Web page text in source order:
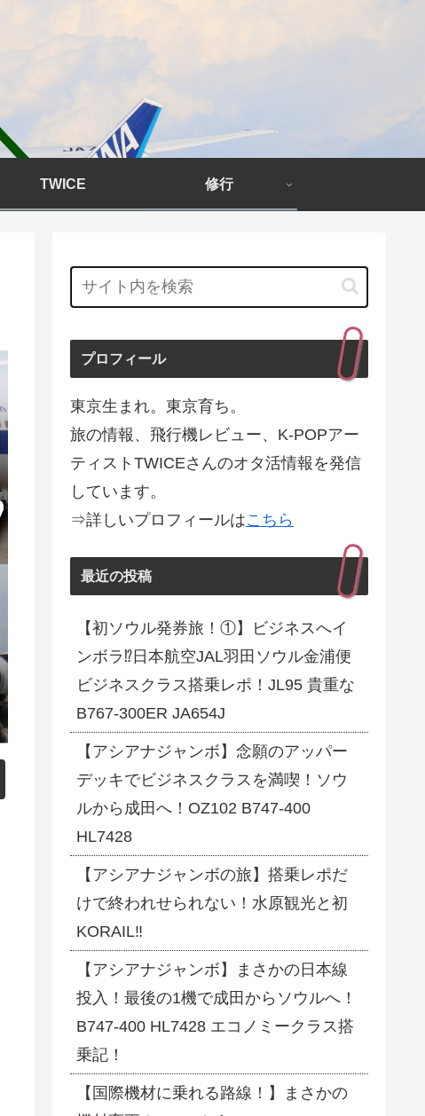
TWICE 修行
プロフィール
東京生まれ。東京育ち。
旅の情報、飛行機レビュー、K-POPアー
ティストTWICEさんのオタ活情報を発信
しています。
⇒詳しいプロフィールはこちら
最近の投稿
【初ソウル発券旅！①】ビジネスへイ
ンボラ⁉日本航空JAL羽田ソウル金浦便
ビジネスクラス搭乗レポ！JL95 貴重な
B767-300ER JA654J
【アシアナジャンボ】念願のアッパー
デッキでビジネスクラスを満喫！ソウ
ルから成田へ！OZ102 B747-400
HL7428
【アシアナジャンボの旅】搭乗レポだ
けで終われせられない！水原観光と初
KORAIL‼
【アシアナジャンボ】まさかの日本線
投入！最後の1機で成田からソウルへ！
B747-400 HL7428 エコノミークラス搭
乗記！
【国際機材に乗れる路線！】まさかの